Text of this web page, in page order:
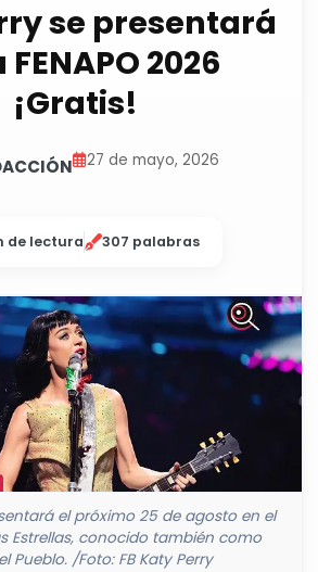
se presentará
2026
¡Gratis!
27 de mayo, 2026
de lectura 307 palabras
el próximo 25 de agosto en el
Estrellas, conocido también como
Pueblo. /Foto: FB Katy Perry